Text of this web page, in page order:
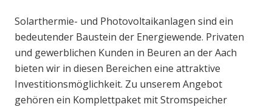
Solarthermie- und Photovoltaikanlagen sind ein
bedeutender Baustein der Energiewende. Privaten
und gewerblichen Kunden in Beuren an der Aach
bieten wir in diesen Bereichen eine attraktive
Investitionsmöglichkeit. Zu unserem Angebot
gehören ein Komplettpaket mit Stromspeicher